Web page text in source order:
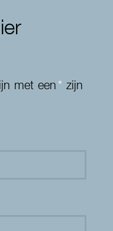
met een* zijn